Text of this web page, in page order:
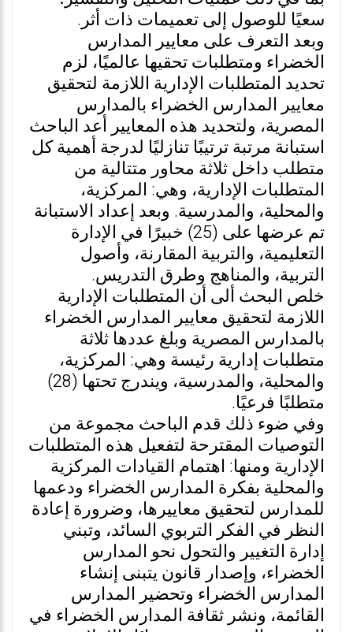
سعيًا للوصول إلى تعميمات ذات أثر.
وبعد التعرف على معايير المدارس
الخضراء ومتطلبات تحقيها عالميًا، لزم
تحديد المتطلبات الإدارية اللازمة لتحقيق
معايير المدارس الخضراء بالمدارس
المصرية، ولتحديد هذه المعايير أعد الباحث
استبانة مرتبة ترتيبًا تنازليًا لدرجة أهمية كل
متطلب داخل ثلاثة محاور متتالية من
المتطلبات الإدارية، وهي: المركزية،
والمحلية، والمدرسية. وبعد إعداد الاستبانة
تم عرضها على (25) خبيرًا في الإدارة
التعليمية، والتربية المقارنة، وأصول
التربية، والمناهج وطرق التدريس.
خلص البحث ألى أن المتطلبات الإدارية
اللازمة لتحقيق معايير المدارس الخضراء
بالمدارس المصرية وبلغ عددها ثلاثة
متطلبات إدارية رئيسة وهي: المركزية،
والمحلية، والمدرسية، ويندرج تحتها (28)
متطلبًا فرعيًا.
وفي ضوء ذلك قدم الباحث مجموعة من
التوصيات المقترحة لتفعيل هذه المتطلبات
الإدارية ومنها: اهتمام القيادات المركزية
والمحلية بفكرة المدارس الخضراء ودعمها
للمدارس لتحقيق معاييرها، وضرورة إعادة
النظر في الفكر التربوي السائد، وتبني
إدارة التغيير والتحول نحو المدارس
الخضراء، وإصدار قانون يتبنى إنشاء
المدارس الخضراء وتحضير المدارس
القائمة، ونشر ثقافة المدارس الخضراء في